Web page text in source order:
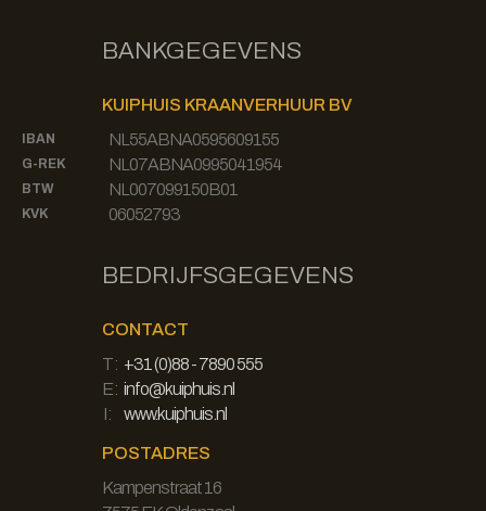
BANKGEGEVENS
KUIPHUIS KRAANVERHUUR BV
IBAN NL55ABNA0595609155
G-REK NL07ABNA0995041954
BTW NL007099150B01
KVK 06052793
BEDRIJFSGEGEVENS
CONTACT
T: +31 (0)88 - 7890 555
E: info@kuiphuis.nl
I:
www.kuiphuis.nl
POSTADRES
Kampenstraat 16